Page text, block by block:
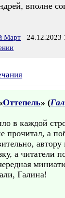
вполне
Март 24.12.2023
Оттепель» (
в каждой
прочитал, а
автору
а читатели
Галина!